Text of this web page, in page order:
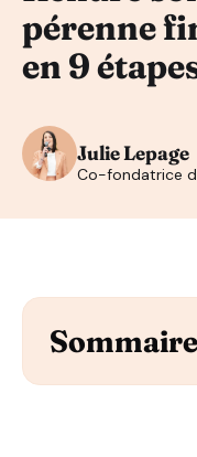
pérenne
en 9
Julie Lepage
Co-fondatrice
Sommaire